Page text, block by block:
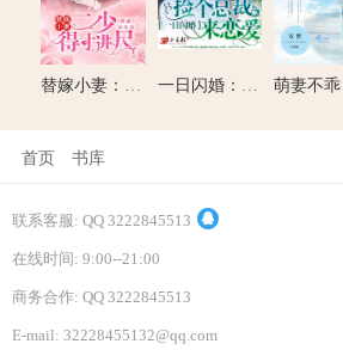
替嫁小妻：二少，得寸进尺 一日闪婚：捡个总裁来恋爱
首页 书库
联系客服: QQ 3222845513
在线时间: 9:00--21:00
商务合作: QQ 3222845513
E-mail: 32228455132@qq.com